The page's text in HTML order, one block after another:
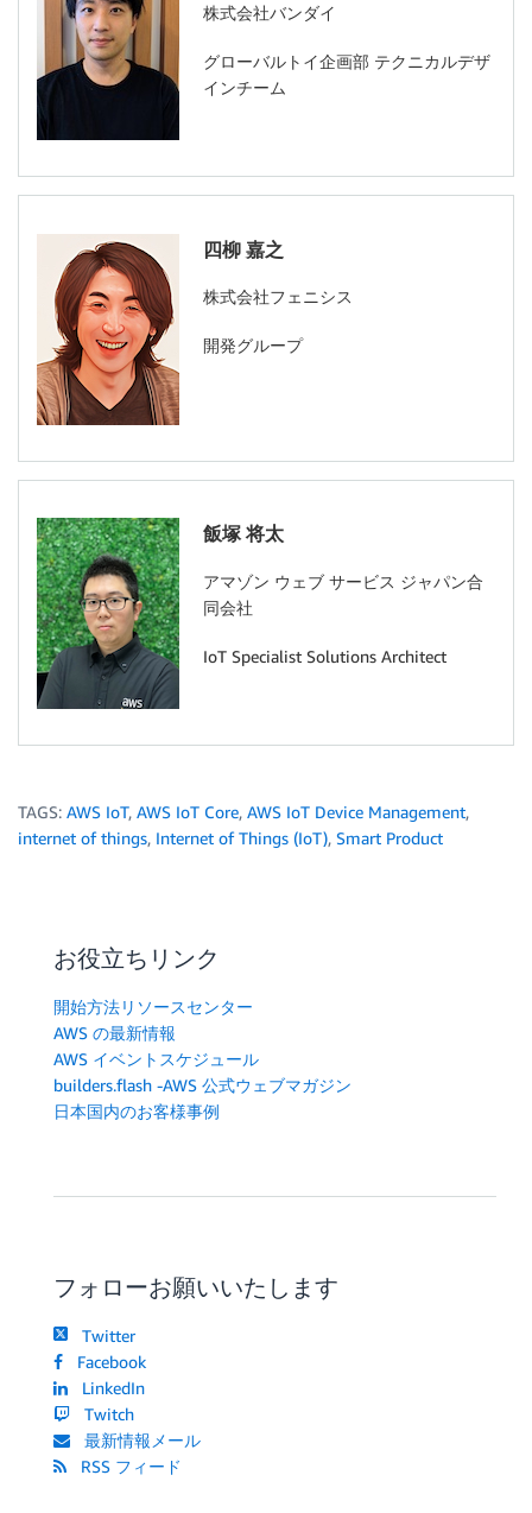
株式会社バンダイ
グローバルトイ企画部 テクニカルデザ
インチーム
四柳 嘉之
株式会社フェニシス
開発グループ
飯塚 将太
アマゾン ウェブ サービス ジャパン合
同会社
IoT Specialist Solutions Architect
TAGS: AWS IoT, AWS IoT Core, AWS IoT Device Management,
internet of things, Internet of Things (IoT), Smart Product
お役立ちリンク
開始方法リソースセンター
AWS の最新情報
AWS イベントスケジュール
builders.flash -AWS 公式ウェブマガジン
日本国内のお客様事例
フォローお願いいたします
Twitter
Facebook
LinkedIn
Twitch
最新情報メール
RSS フィード